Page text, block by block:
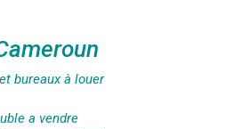
bureaux à louer
a vendre